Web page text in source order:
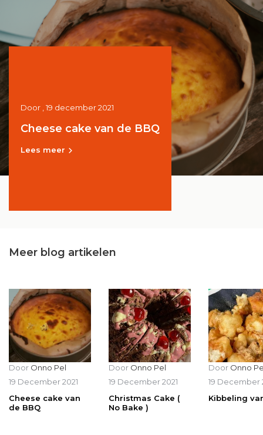
Door , 19 december 2021
Cheese cake van de BBQ
Lees meer
Meer blog artikelen
Door Onno Pel
19 December 2021
Cheese cake van
de BBQ
Door Onno Pel
19 December 2021
Christmas Cake (
No Bake )
Door Onno
19 December
Kibbeling